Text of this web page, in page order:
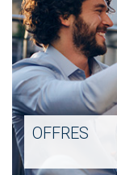
OFFRES